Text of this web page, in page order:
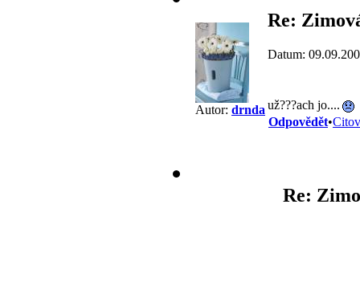
Autor: drnda
Re:
Datum:
už???ach jo....
Odpovědět•
Re: